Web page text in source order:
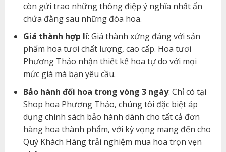
còn gửi trao những thông điệp ý nghĩa nhất ẩn
chứa đằng sau những đóa hoa.
Giá thành hợp lí: Giá thành xứng đáng với sản
phẩm hoa tươi chất lượng, cao cấp. Hoa tươi
Phương Thảo nhận thiết kế hoa tự do với mọi
mức giá mà bạn yêu cầu.
Bảo hành đổi hoa trong vòng 3 ngày: Chỉ có tại
Shop hoa Phương Thảo, chúng tôi đặc biệt áp
dụng chính sách bảo hành dành cho tất cả đơn
hàng hoa thành phẩm, với kỳ vọng mang đến cho
Quý Khách Hàng trải nghiệm mua hoa trọn vẹn